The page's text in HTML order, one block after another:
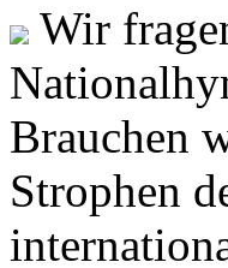
Wir
Brauchen
Strophen